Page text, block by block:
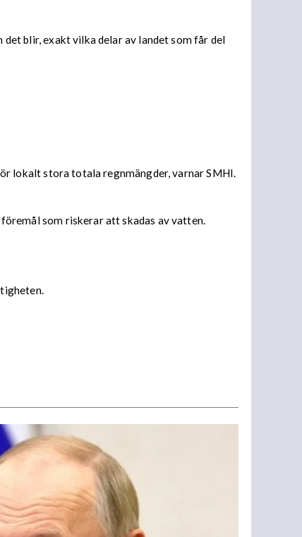
blir, exakt vilka delar av landet som får del
lokalt stora totala regnmängder, varnar SMHI.
som riskerar att skadas av vatten.